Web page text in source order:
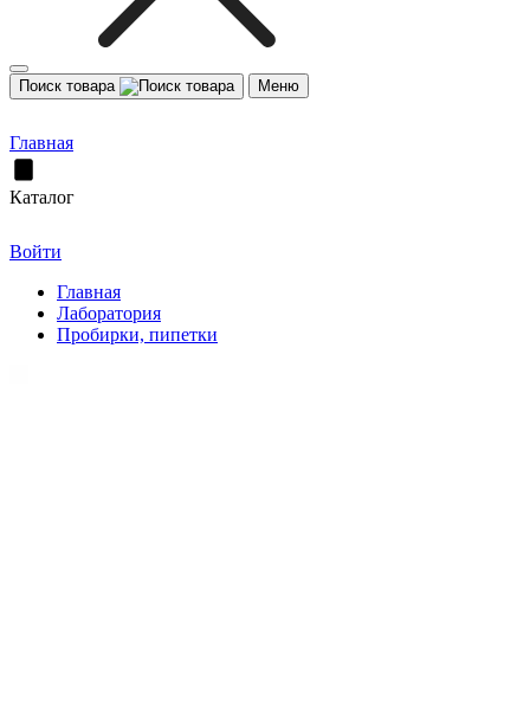
Поиск товара Меню
Главная
Каталог
Войти
Главная
Лаборатория
Пробирки, пипетки